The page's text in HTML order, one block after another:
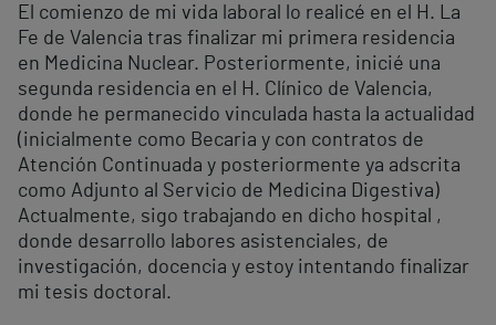
El comienzo de mi vida laboral lo realicé en el H. La
Fe de Valencia tras finalizar mi primera residencia
en Medicina Nuclear. Posteriormente, inicié una
segunda residencia en el H. Clínico de Valencia,
donde he permanecido vinculada hasta la actualidad
(inicialmente como Becaria y con contratos de
Atención Continuada y posteriormente ya adscrita
como Adjunto al Servicio de Medicina Digestiva)
Actualmente, sigo trabajando en dicho hospital ,
donde desarrollo labores asistenciales, de
investigación, docencia y estoy intentando finalizar
mi tesis doctoral.